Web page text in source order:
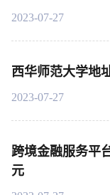
2023-07-27
西华师范大学地
2023-07-27
跨境金融服务平
元